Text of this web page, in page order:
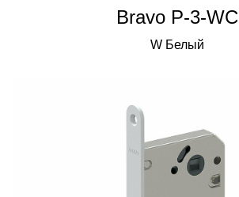
Bravo P-3-WC
W Белый